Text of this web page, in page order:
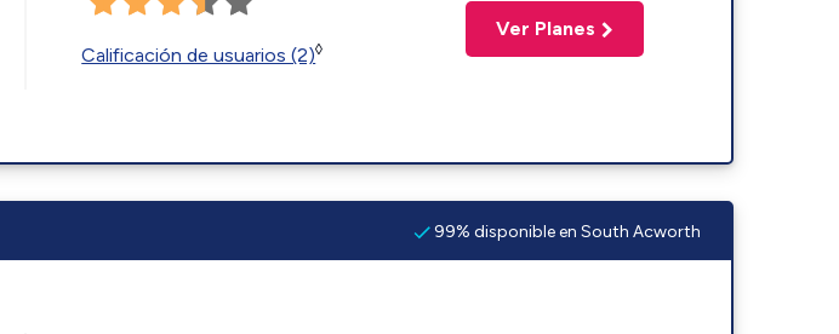
Calificación de usuarios (2)◊
Ver Planes
99% disponible en South Acworth